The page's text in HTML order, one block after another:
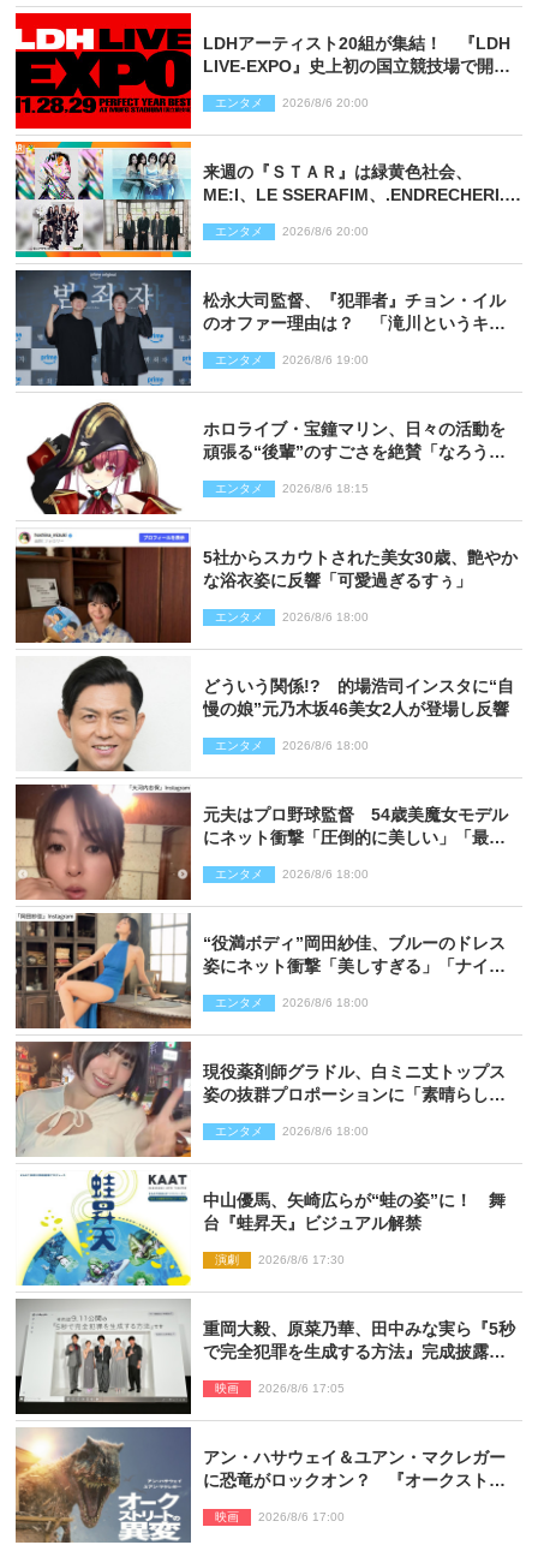
LDHアーティスト20組が集結！ 『LDH
LIVE‐EXPO』史上初の国立競技場で開催
エンタメ 2026/8/6 20:00
来週の『ＳＴＡＲ』は緑黄色社会、
ME:I、LE SSERAFIM、.ENDRECHERI.が
エンタメ 2026/8/6 20:00
松永大司監督、『犯罪者』チョン・イル
のオファー理由は？ 「滝川というキャ
かった」
エンタメ 2026/8/6 19:00
ホロライブ・宝鐘マリン、日々の活動を
頑張る“後輩”のすごさを絶賛「なろう系
エンタメ 2026/8/6 18:15
5社からスカウトされた美女30歳、艶やか
な浴衣姿に反響「可愛過ぎるすぅ」
エンタメ 2026/8/6 18:00
どういう関係!? 的場浩司インスタに“自
慢の娘”元乃木坂46美女2人が登場し反響
エンタメ 2026/8/6 18:00
元夫はプロ野球監督 54歳美魔女モデル
にネット衝撃「圧倒的に美しい」「最強
エンタメ 2026/8/6 18:00
“役満ボディ”岡田紗佳、ブルーのドレス
姿にネット衝撃「美しすぎる」「ナイ
エンタメ 2026/8/6 18:00
現役薬剤師グラドル、白ミニ丈トップス
姿の抜群プロポーションに「素晴らしす
エンタメ 2026/8/6 18:00
中山優馬、矢崎広らが“蛙の姿”に！ 舞
台『蛙昇天』ビジュアル解禁
演劇 2026/8/6 17:30
重岡大毅、原菜乃華、田中みな実ら『5秒
で完全犯罪を生成する方法』完成披露に
映画 2026/8/6 17:05
アン・ハサウェイ＆ユアン・マクレガー
に恐竜がロックオン？ 『オークストリ
解禁
映画 2026/8/6 17:00